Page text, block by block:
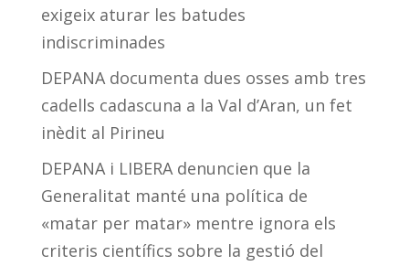
exigeix aturar les batudes
indiscriminades
DEPANA documenta dues osses amb tres
cadells cadascuna a la Val d’Aran, un fet
inèdit al Pirineu
DEPANA i LIBERA denuncien que la
Generalitat manté una política de
«matar per matar» mentre ignora els
criteris científics sobre la gestió del